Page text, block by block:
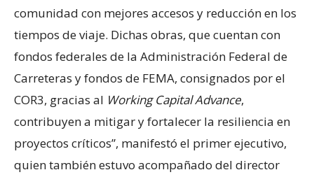
comunidad con mejores accesos y reducción en los
tiempos de viaje. Dichas obras, que cuentan con
fondos federales de la Administración Federal de
Carreteras y fondos de FEMA, consignados por el
COR3, gracias al WorkingCapitalAdvance,
contribuyen a mitigar y fortalecer la resiliencia en
proyectos críticos”, manifestó el primer ejecutivo,
quien también estuvo acompañado del director